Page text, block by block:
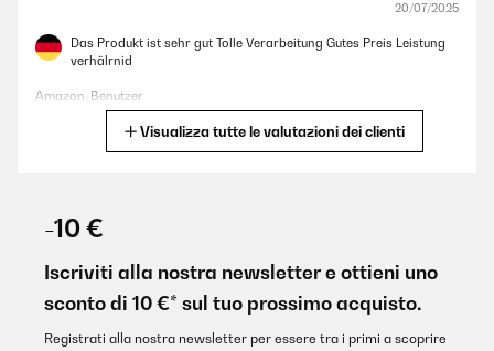
20/07/2025
Das Produkt ist sehr gut Tolle Verarbeitung Gutes Preis Leistung
verhälrnid
Amazon-Benutzer
verhälrnid
Amazon-Benutzer
Tradurre
Visualizza tutte le valutazioni dei clienti
-10 €
Iscriviti alla nostra newsletter e ottieni uno
sconto di 10 €* sul tuo prossimo acquisto.
Registrati alla nostra newsletter per essere tra i primi a scoprire